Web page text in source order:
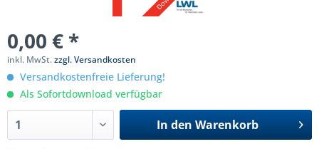
0,00 € *
inkl. MwSt.zzgl. Versandkosten
Versandkostenfreie Lieferung!
Als Sofortdownload verfügbar
In den Warenkorb